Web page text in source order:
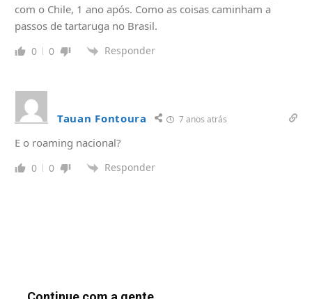
com o Chile, 1 ano após. Como as coisas caminham a
passos de tartaruga no Brasil.
0 0 Responder
Tauan Fontoura 7 anos atrás
E o roaming nacional?
0 0 Responder